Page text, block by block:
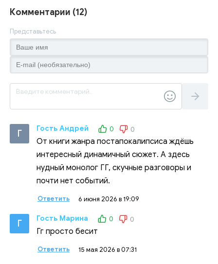
Комментарии (12)
Представьтесь
Г Гость Андрей 0 0
От книги жанра постапокалипсиса ждёшь
интересный динамичный сюжет. А здесь
нудный монолог ГГ, скучные разговоры и
почти нет событий.
Ответить 6 июня 2026 в 19:09
Г Гость Марина 0 0
Гг просто бесит
Ответить 15 мая 2026 в 07:31